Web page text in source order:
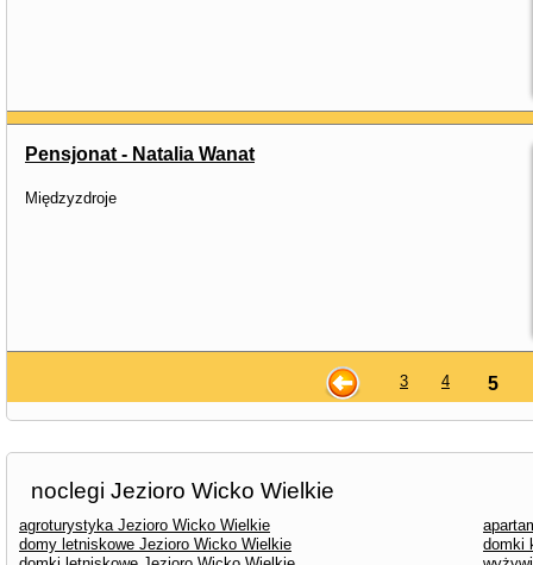
Pensjonat - Natalia Wanat
Międzyzdroje
3 4 5
noclegi Jezioro Wicko Wielkie
agroturystyka Jezioro Wicko Wielkie
domy letniskowe Jezioro Wicko Wielkie
domki